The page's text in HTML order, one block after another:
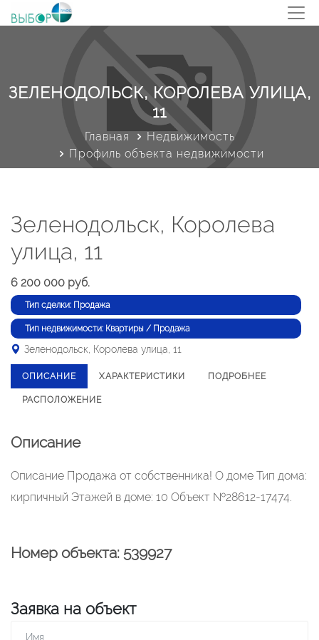
ЗЕЛЕНОДОЛЬСК, КОРОЛЕВА УЛИЦА,
11
Главная
Недвижимость
Профиль объекта недвижимости
Зеленодольск, Королева
улица, 11
6 200 000 руб.
Тип сделки: Продажа
Тип недвижимости: Квартиры / Продажа
Зеленодольск, Королева улица, 11
ОПИСАНИЕ ХАРАКТЕРИСТИКИ ПОДРОБНЕЕ
РАСПОЛОЖЕНИЕ
Описание
Описание Продажа от собственника! О доме Тип дома:
кирпичный Этажей в доме: 10 Объект №28612-17474.
Номер объекта: 539927
Заявка на объект